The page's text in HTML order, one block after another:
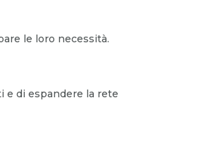
le loro necessità.
e di espandere la rete